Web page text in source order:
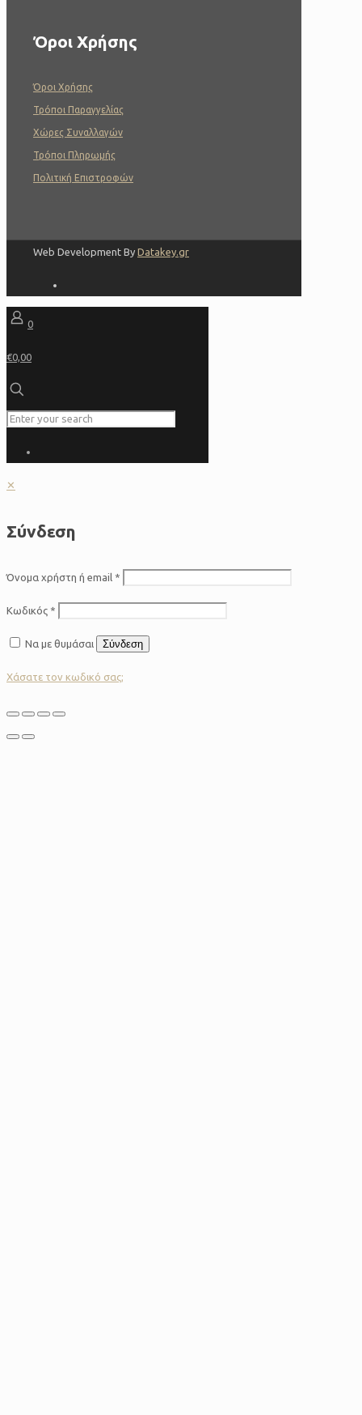
Όροι Χρήσης
Όροι Χρήσης
Τρόποι Παραγγελίας
Χώρες Συναλλαγών
Τρόποι Πληρωμής
Πολιτική Επιστροφών
Web Development By Datakey.gr
0
€0,00
✕
Σύνδεση
Όνομα χρήστη ή email *
Κωδικός *
Να με θυμάσαι Σύνδεση
Χάσατε τον κωδικό σας;